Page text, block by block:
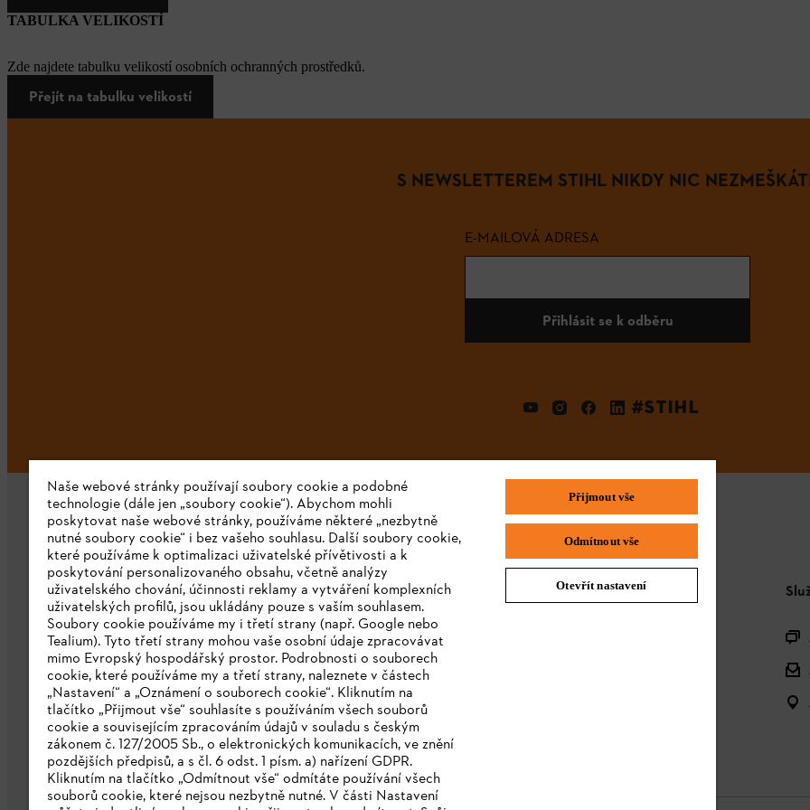
TABULKA VELIKOSTÍ
Zde najdete tabulku velikostí osobních ochranných prostředků.
Přejít na tabulku velikostí
S NEWSLETTEREM STIHL NIKDY NIC
E-MAILOVÁ ADRESA
Přihlásit se k odběru
#STIHL
Společnost
O nás
Stáhnout katalog
Oznamovací systém STIHL
Naše webové stránky používají soubory cookie a podobné
technologie (dále jen „soubory cookie“). Abychom mohli
poskytovat naše webové stránky, používáme některé „nezbytně
nutné soubory cookie“ i bez vašeho souhlasu. Další soubory cookie,
které používáme k optimalizaci uživatelské přívětivosti a k
poskytování personalizovaného obsahu, včetně analýzy
uživatelského chování, účinnosti reklamy a vytváření komplexních
uživatelských profilů, jsou ukládány pouze s vaším souhlasem.
Soubory cookie používáme my i třetí strany (např. Google nebo
Tealium). Tyto třetí strany mohou vaše osobní údaje zpracovávat
mimo Evropský hospodářský prostor. Podrobnosti o souborech
cookie, které používáme my a třetí strany, naleznete v částech
„Nastavení“ a „Oznámení o souborech cookie“. Kliknutím na
tlačítko „Přijmout vše“ souhlasíte s používáním všech souborů
cookie a souvisejícím zpracováním údajů v souladu s českým
zákonem č. 127/2005 Sb., o elektronických komunikacích, ve znění
pozdějších předpisů, a s čl. 6 odst. 1 písm. a) nařízení GDPR.
Kliknutím na tlačítko „Odmítnout vše“ odmítáte používání všech
souborů cookie, které nejsou nezbytně nutné. V části Nastavení
Přijmout vše
Odmítnout vše
Otevřít nastavení